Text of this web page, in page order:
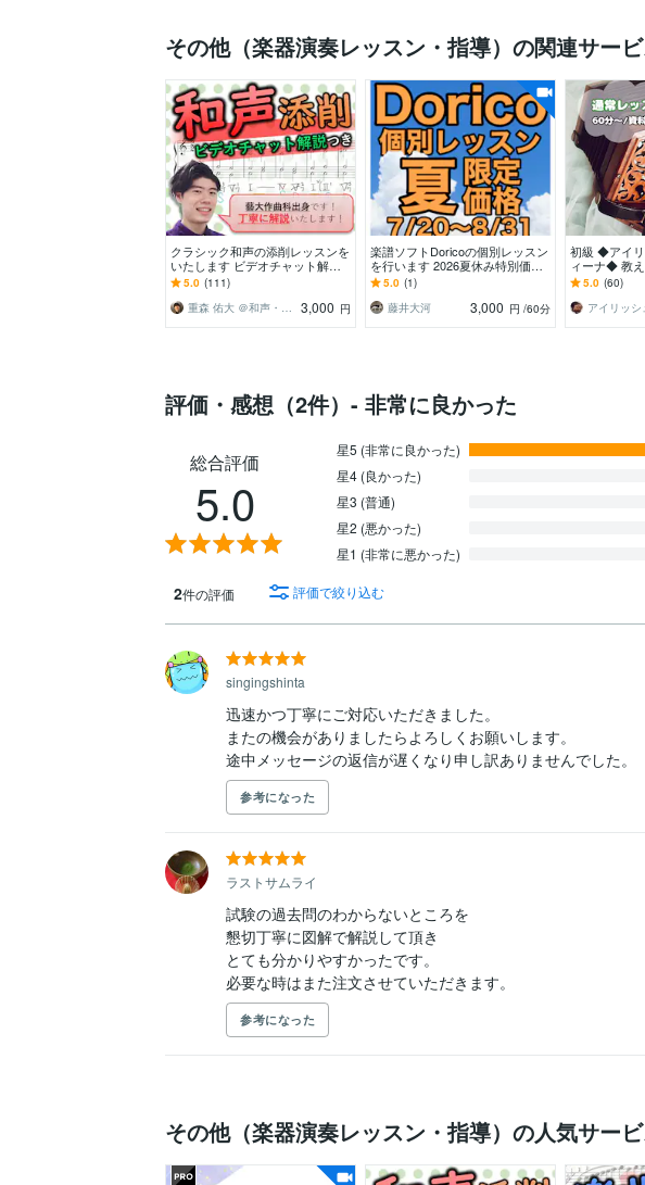
その他（楽器演奏レッスン・指導）の関連サー
クラシック和声の添削レッスンを
いたします ビデオチャット解説
可能！演奏や解釈がぐっと深まり
ますよ！
5.0 (111)
3,000 円
楽譜ソフトDoricoの個別レッスン
を行います 2026夏休み特別価格
（7/20〜8/31を予約の場合限定）
5.0 (1)
藤井大河
3,000 円 /60分
初級 ◆アイ
ィーナ◆ 教
音楽 *(^o^)*
料♪
5.0 (60)
評価・感想（2件）- 非常に良かった
総合評価
5.0
星5 (非常に良かった)
星4 (良かった)
星3 (普通)
星2 (悪かった)
星1 (非常に悪かった)
2件の評価 評価で絞り込む
singingshinta
迅速かつ丁寧にご対応いただきました。
またの機会がありましたらよろしくお願いします。
途中メッセージの返信が遅くなり申し訳ありませんでした。
参考になった
ラストサムライ
試験の過去問のわからないところを
懇切丁寧に図解で解説して頂き
とても分かりやすかったです。
必要な時はまた注文させていただきます。
参考になった
その他（楽器演奏レッスン・指導）の人気サー